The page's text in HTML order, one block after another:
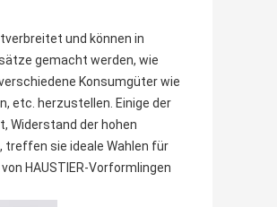
und können in
gemacht werden, wie
Konsumgüter wie
etc. herzustellen. Einige der
Widerstand der hohen
treffen sie ideale Wahlen für
HAUSTIER-Vorformlingen